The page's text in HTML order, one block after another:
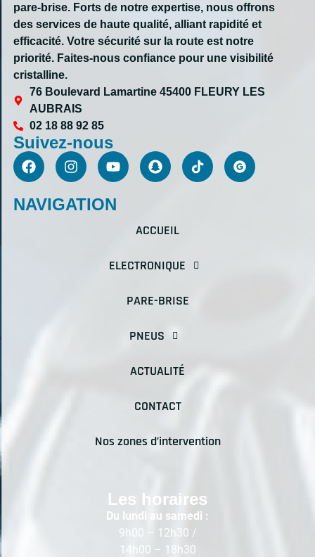
pare-brise. Forts de notre expertise, nous offrons
des services de haute qualité, alliant rapidité et
efficacité. Votre sécurité sur la route est notre
priorité. Faites-nous confiance pour une visibilité
cristalline.
76 Boulevard Lamartine 45400 FLEURY LES
AUBRAIS
02 18 88 92 85
Suivez-nous
NAVIGATION
ACCUEIL
ELECTRONIQUE
PARE-BRISE
PNEUS
ACTUALITÉ
CONTACT
Nos zones d’intervention
Les horaires
Du lundi au samedi :
9h00 – 12h30 /
14h00 – 18h30